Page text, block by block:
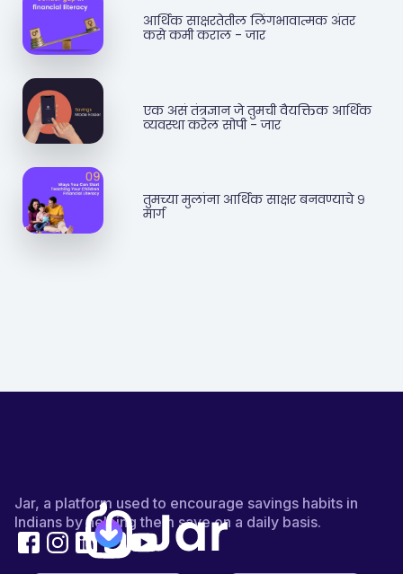
आर्थिक साक्षरतेतील लिंगभावात्मक अंतर
कसे कमी कराल - जार
एक असं तंत्रज्ञान जे तुमची वैयक्तिक आर्थिक
व्यवस्था करेल सोपी - जार
तुमच्या मुलांना आर्थिक साक्षर बनवण्याचे ९
मार्ग
Jar, a platform used to encourage savings habits in
Indians by helping them save on a daily basis.